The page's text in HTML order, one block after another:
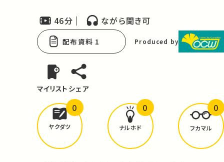
46分 ながら聞き可
配布資料 1 Produced by
マイリスト シェア
どんな学びがありましたか？
ヤクダツ
0
ナルホド
0
フカマル
0